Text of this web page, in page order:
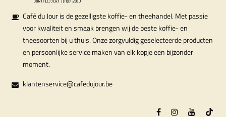
Café du Jour is de gezelligste koffie- en theehandel. Met passie
voor kwaliteit en smaak brengen wij de beste koffie- en
theesoorten bij u thuis. Onze zorgvuldig geselecteerde producten
en persoonlijke service maken van elk kopje een bijzonder
moment.
klantenservice@cafedujour.be